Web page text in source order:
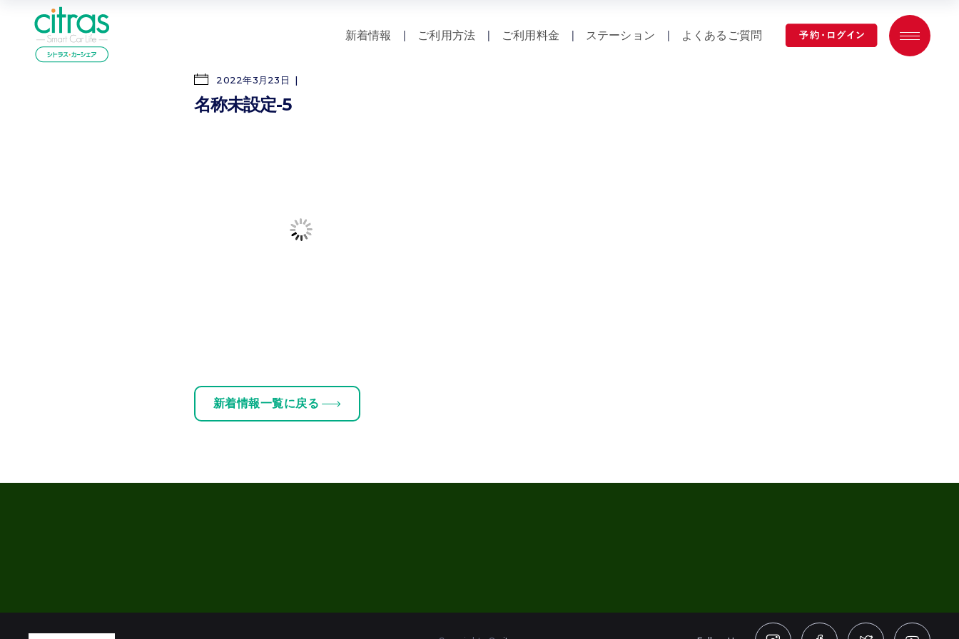
新着情報 | ご利用方法 | ご利用料金 | ステーション | よくあるご質問
2022年3月23日
名称未設定-5
新着情報一覧に戻る